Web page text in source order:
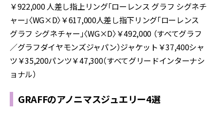
￥922,000 人差し指上リング「ローレンス グラフ シグネチ
ャー」〈WG×D〉￥617,000人差し指下リング「ローレンス
グラフ シグネチャー」〈WG×D〉￥492,000 （すべてグラフ
／グラフダイヤモンズジャパン）ジャケット￥37,400シャ
ツ￥35,200パンツ￥47,300（すべてグリードインターナシ
ョナル）
GRAFFのアノニマスジュエリー4選